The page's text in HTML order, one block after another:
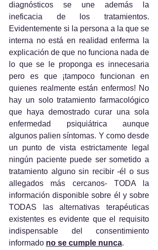
diagnósticos se une además la
ineficacia de los tratamientos.
Evidentemente si la persona a la que se
interna no está en realidad enferma la
explicación de que no funciona nada de
lo que se le proponga es innecesaria
pero es que ¡tampoco funcionan en
quienes realmente están enfermos! No
hay un solo tratamiento farmacológico
que haya demostrado curar una sola
enfermedad psiquiátrica aunque
algunos palien síntomas. Y como desde
un punto de vista estrictamente legal
ningún paciente puede ser sometido a
tratamiento alguno sin recibir -él o sus
allegados más cercanos- TODA la
información disponible sobre él y sobre
TODAS las alternativas terapéuticas
existentes es evidente que el requisito
indispensable del consentimiento
informado no se cumple nunca.